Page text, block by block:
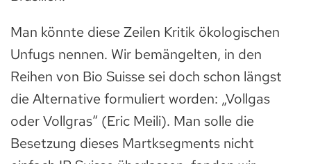
Man könnte diese Zeilen Kritik ökologischen
Unfugs nennen. Wir bemängelten, in den
Reihen von Bio Suisse sei doch schon längst
die Alternative formuliert worden: „Vollgas
oder Vollgras“ (Eric Meili). Man solle die
Besetzung dieses Martksegments nicht